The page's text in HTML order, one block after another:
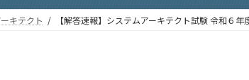
キテクト 【解答速報】システムアーキテクト試験 令和６年